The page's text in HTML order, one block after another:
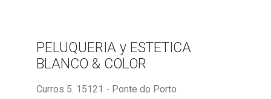
PELUQUERIA y ESTETICA
BLANCO & COLOR
Curros 5. 15121 - Ponte do Porto